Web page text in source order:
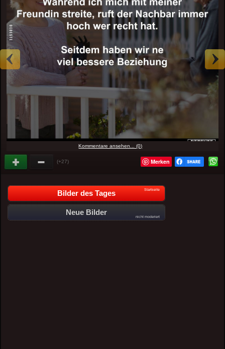
Kommentare ansehen... (0)
(+27) Merken
Bilder des Tages Startseite
Neue Bilder
nicht moderiert